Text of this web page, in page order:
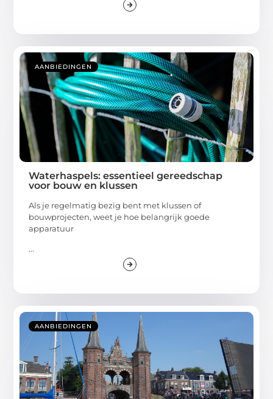
AANBIEDINGEN
Waterhaspels: essentieel gereedschap
voor bouw en klussen
Als je regelmatig bezig bent met klussen of
bouwprojecten, weet je hoe belangrijk goede
apparatuur
...
AANBIEDINGEN